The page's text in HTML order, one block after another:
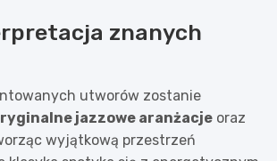
znanych
utworów zostanie
jazzowe aranżacje oraz
wyjątkową przestrzeń